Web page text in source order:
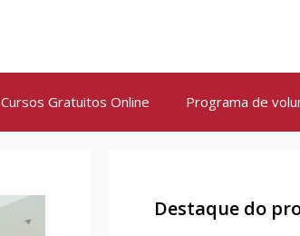
Cursos Gratuitos Online Programa de
Destaque do